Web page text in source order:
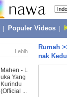
Populer Videos
Lebih
Mahen - L
uka Yang
Kurindu
(Official ...
Rumah
nak